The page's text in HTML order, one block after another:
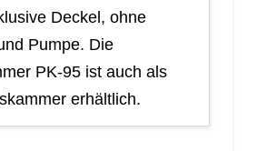
Deckel, ohne
Pumpe. Die
PK-95 ist auch als
erhältlich.